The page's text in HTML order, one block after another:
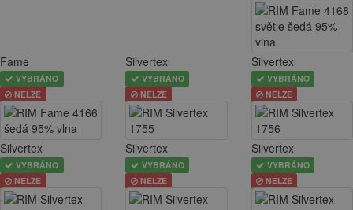
Fame
VYBRÁNO
NELZE
Silvertex
VYBRÁNO
NELZE
Silvertex
VYBRÁNO
NELZE
Silvertex
VYBRÁNO
NELZE
Silvertex
VYBRÁNO
NELZE
Silvertex
VYBRÁNO
NELZE